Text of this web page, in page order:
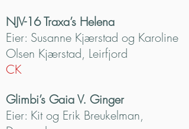
NJV-16 Traxa’s Helena
Eier: Susanne Kjærstad og Karoline
Olsen Kjærstad, Leirfjord
CK
Glimbi’s Gaia V. Ginger
Eier: Kit og Erik Breukelman,